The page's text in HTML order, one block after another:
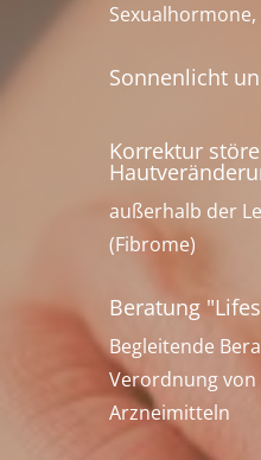
Sexualhormone,
Sonnenlicht
Korrektur
außerhalb der
(Fibrome)
Beratung
Begleitende
Verordnung von
Arzneimitteln